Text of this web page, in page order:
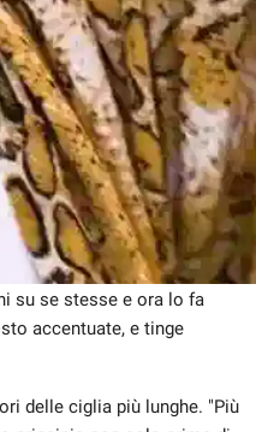
su se stesse e ora lo fa
accentuate, e tinge
delle ciglia più lunghe. "Più